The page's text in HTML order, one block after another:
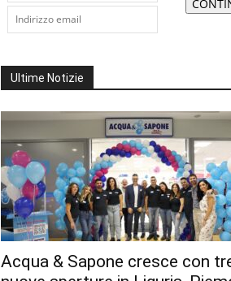
Ultime Notizie
Acqua & Sapone cresce con